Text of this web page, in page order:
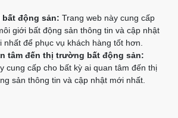
bất động sản: Trang web này cung cấp
giới bất động sản thông tin và cập nhật
nhất để phục vụ khách hàng tốt hơn.
tâm đến thị trường bất động sản:
cung cấp cho bất kỳ ai quan tâm đến thị
sản thông tin và cập nhật mới nhất.